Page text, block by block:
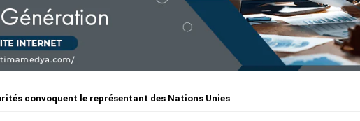
convoquent le représentant des Nations Unies